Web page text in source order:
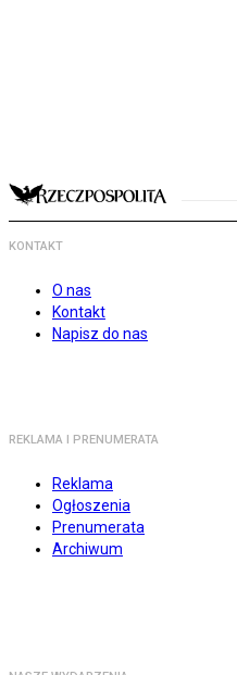
KONTAKT
O nas
Kontakt
Napisz do nas
REKLAMA I PRENUMERATA
Reklama
Ogłoszenia
Prenumerata
Archiwum